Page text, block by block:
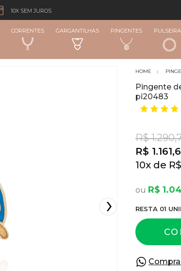
10X SEM JUROS
CORRENTES GARGANTILHAS PINGENTES
Pingente
pi20483
R$
R$
10x
R$
RESTA 01